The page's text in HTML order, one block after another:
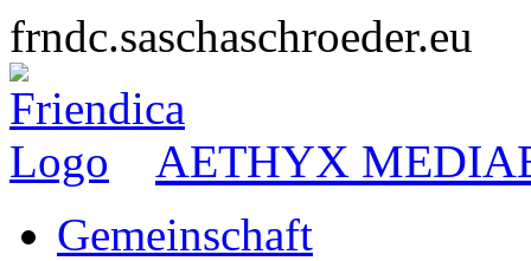
frndc.saschaschroeder.eu
AETHYX
Gemeinschaft